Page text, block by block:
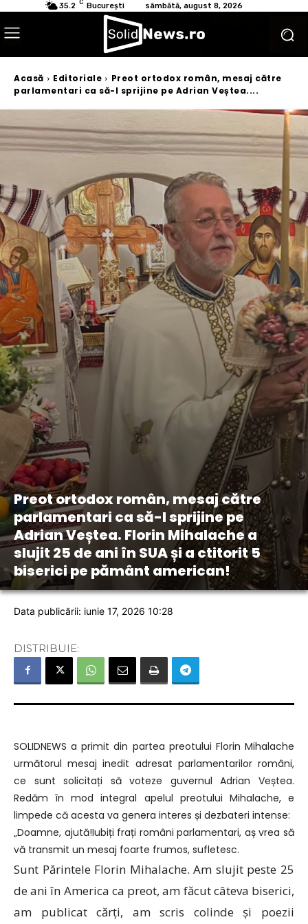
35.2 C București sâmbătă, august 8, 2026
Acasă Editoriale
Preot ortodox român, mesaj către
parlamentari ca să-l sprijine pe Adrian Veștea....
Preot ortodox român, mesaj către
parlamentari ca să-l sprijine pe
Adrian Veștea. Florin Mihalache a
slujit 25 de ani în SUA și a ctitorit 5
biserici pe pământ american!
Data publicării: iunie 17, 2026 10:28
DISTRIBUIE:
SOLIDNEWS a primit din partea preotului Florin Mihalache
următorul mesaj inedit adresat parlamentarilor români,
ce sunt solicitați să voteze guvernul Adrian Veștea.
Redăm în mod integral apelul preotului Mihalache, e
limpede că acesta va genera interes și dezbateri intense:
„Doamne, ajută!Iubiți frați români parlamentari, aș vrea să
vă transmit un mesaj foarte frumos, sufletesc.
Sunt Părintele Florin Mihalache. Am slujit peste 25
de ani în America ca preot, am făcut câteva biserici,
am publicat cărți, am scris colinde și poezii